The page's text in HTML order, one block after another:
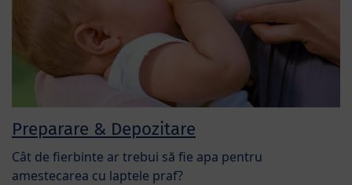
Preparare & Depozitare
Cât de fierbinte ar trebui să fie apa pentru
amestecarea cu laptele praf?